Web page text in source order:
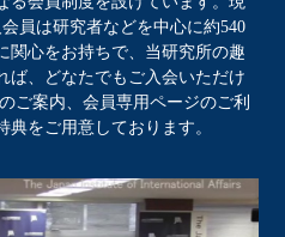
員は研究者などを中心に約540
関心をお持ちで、当研究所の趣
ば、どなたでもご入会いただけ
ご案内、会員専用ページのご利
をご用意しております。